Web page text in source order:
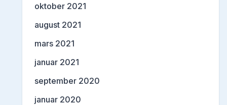
oktober 2021
august 2021
mars 2021
januar 2021
september 2020
januar 2020